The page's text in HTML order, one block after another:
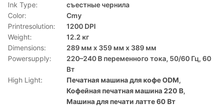
Ink Type:
съестные чернила
Color:
Cmy
Printresolution:
1200 DPI
Weight:
12.2 кг
Dimensions:
289 мм х 359 мм х 389 мм
Powersupply:
220–240 В переменного тока, 50/60 Гц, 60
Вт
High Light:
Печатная машина для кофе ODM,
Кофейная печатная машина 220 В,
Машина для печати латте 60 Вт